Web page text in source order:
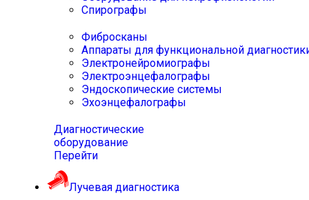
Спирографы
Фибросканы
Аппараты для функциональной
Электронейромиографы
Электроэнцефалографы
Эндоскопические системы
Эхоэнцефалографы
Диагностические
оборудование
Перейти
Лучевая диагностика